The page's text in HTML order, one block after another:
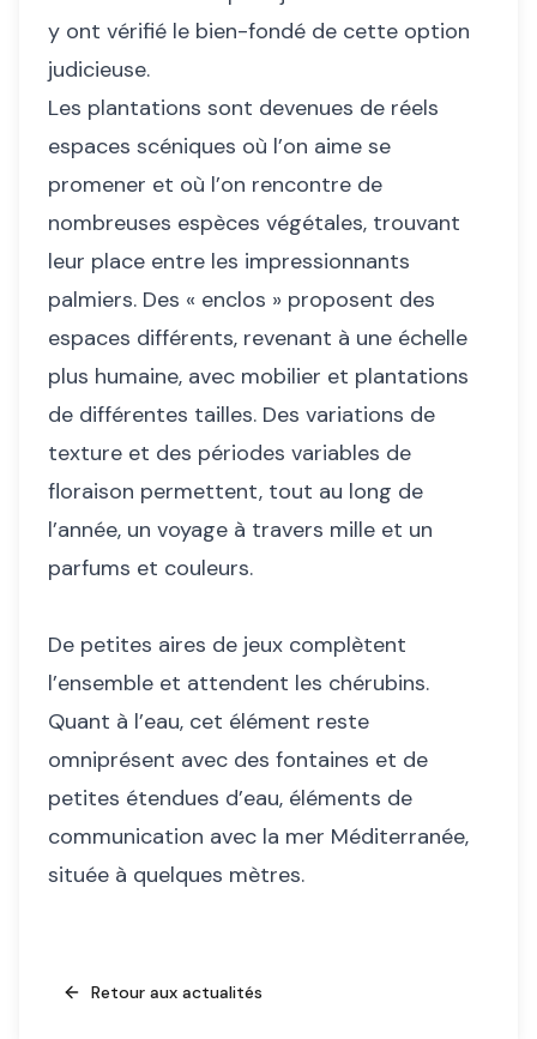
y ont vérifié le bien-fondé de cette option
judicieuse.
Les plantations sont devenues de réels
espaces scéniques où l’on aime se
promener et où l’on rencontre de
nombreuses espèces végétales, trouvant
leur place entre les impressionnants
palmiers. Des « enclos » proposent des
espaces différents, revenant à une échelle
plus humaine, avec mobilier et plantations
de différentes tailles. Des variations de
texture et des périodes variables de
floraison permettent, tout au long de
l’année, un voyage à travers mille et un
parfums et couleurs.
De petites aires de jeux complètent
l’ensemble et attendent les chérubins.
Quant à l’eau, cet élément reste
omniprésent avec des fontaines et de
petites étendues d’eau, éléments de
communication avec la mer Méditerranée,
située à quelques mètres.
Retour aux actualités